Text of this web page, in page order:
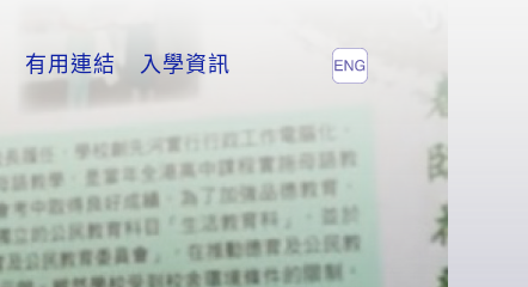
有用連結 入學資訊